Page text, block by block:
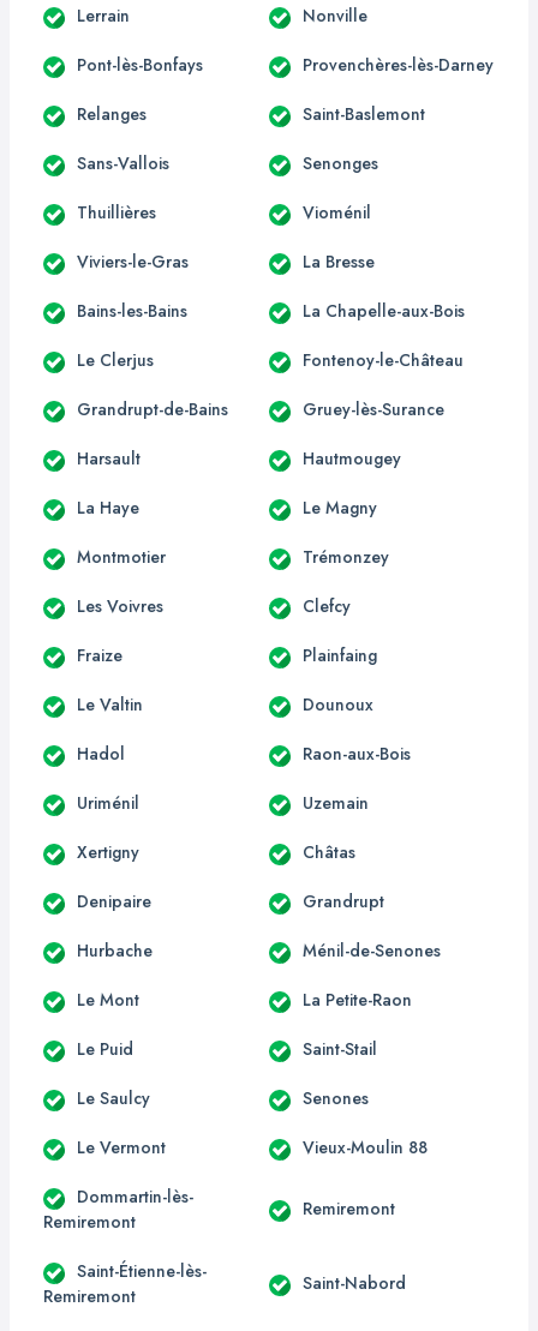
Lerrain Nonville
Pont-lès-Bonfays Provenchères-lès-Darney
Relanges Saint-Baslemont
Sans-Vallois Senonges
Thuillières Vioménil
Viviers-le-Gras La Bresse
Bains-les-Bains La Chapelle-aux-Bois
Le Clerjus Fontenoy-le-Château
Grandrupt-de-Bains Gruey-lès-Surance
Harsault Hautmougey
La Haye Le Magny
Montmotier Trémonzey
Les Voivres Clefcy
Fraize Plainfaing
Le Valtin Dounoux
Hadol Raon-aux-Bois
Uriménil Uzemain
Xertigny Châtas
Denipaire Grandrupt
Hurbache Ménil-de-Senones
Le Mont La Petite-Raon
Le Puid Saint-Stail
Le Saulcy Senones
Le Vermont Vieux-Moulin 88
Dommartin-lès-
Remiremont
Remiremont
Saint-Étienne-lès-
Remiremont
Saint-Nabord